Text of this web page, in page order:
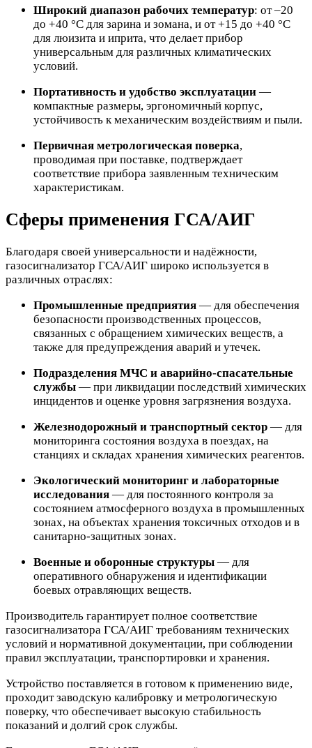
Широкий диапазон рабочих температур: от –20
до +40 °C для зарина и зомана, и от +15 до +40 °C
для люизита и иприта, что делает прибор
универсальным для различных климатических
условий.
Портативность и удобство эксплуатации —
компактные размеры, эргономичный корпус,
устойчивость к механическим воздействиям и пыли.
Первичная метрологическая поверка,
проводимая при поставке, подтверждает
соответствие прибора заявленным техническим
характеристикам.
Сферы применения ГСА/АИГ
Благодаря своей универсальности и надёжности,
газосигнализатор ГСА/АИГ широко используется в
различных отраслях:
Промышленные предприятия — для обеспечения
безопасности производственных процессов,
связанных с обращением химических веществ, а
также для предупреждения аварий и утечек.
Подразделения МЧС и аварийно-спасательные
службы — при ликвидации последствий химических
инцидентов и оценке уровня загрязнения воздуха.
Железнодорожный и транспортный сектор — для
мониторинга состояния воздуха в поездах, на
станциях и складах хранения химических реагентов.
Экологический мониторинг и лабораторные
исследования — для постоянного контроля за
состоянием атмосферного воздуха в промышленных
зонах, на объектах хранения токсичных отходов и в
санитарно-защитных зонах.
Военные и оборонные структуры — для
оперативного обнаружения и идентификации
боевых отравляющих веществ.
Производитель гарантирует полное соответствие
газосигнализатора ГСА/АИГ требованиям технических
условий и нормативной документации, при соблюдении
правил эксплуатации, транспортировки и хранения.
Устройство поставляется в готовом к применению виде,
проходит заводскую калибровку и метрологическую
поверку, что обеспечивает высокую стабильность
показаний и долгий срок службы.